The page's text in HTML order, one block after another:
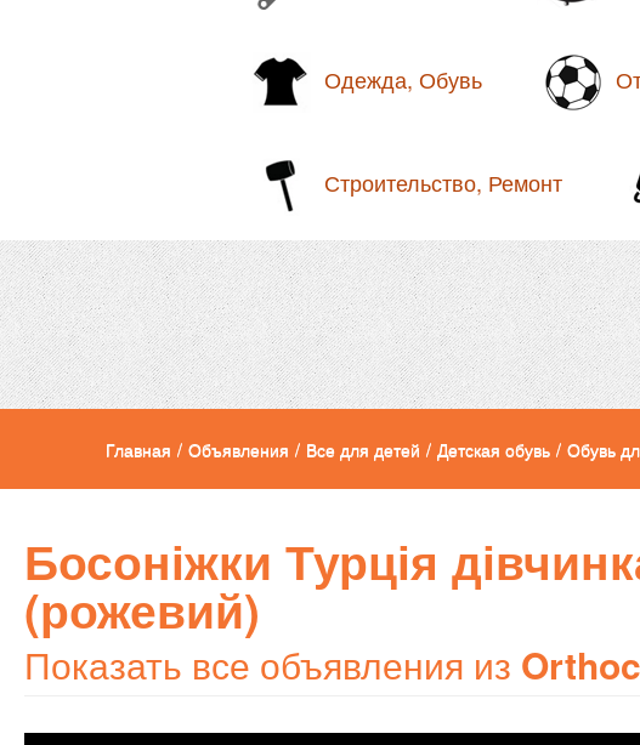
Одежда, Обувь
Строительство, Ремонт
Главная / Объявления / Все для детей / Детская обувь / Обувь
Босоніжки Турція
(рожевий)
Показать все объявления из